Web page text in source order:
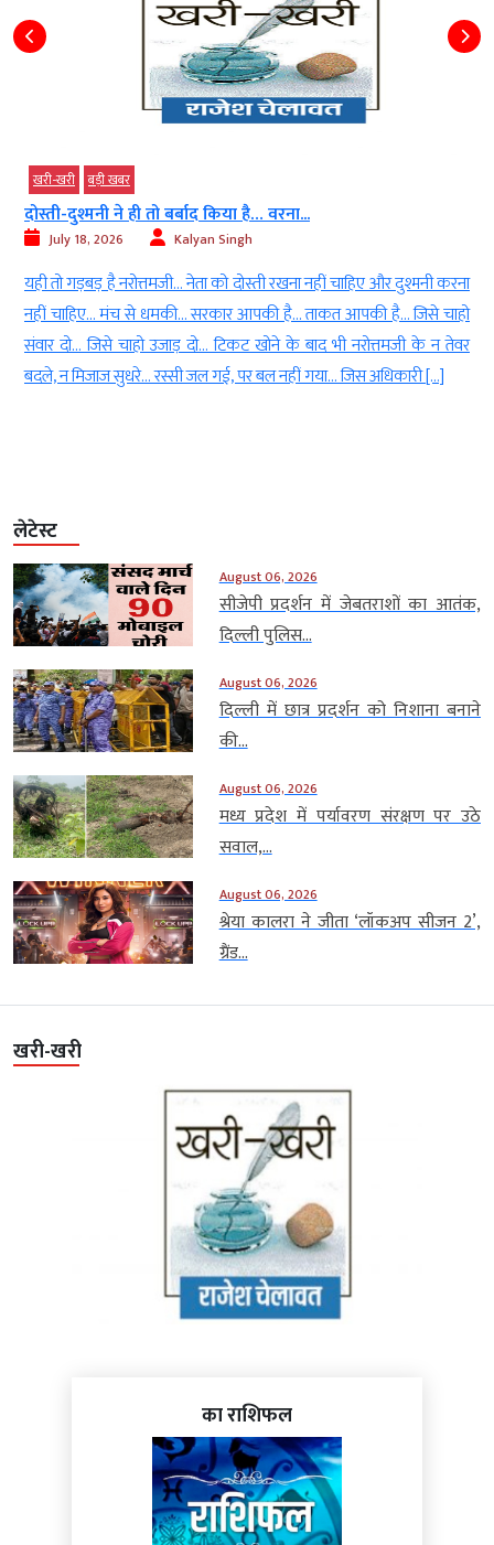
खरी-खरी बड़ी खबर
दोस्ती-दुश्मनी ने ही तो बर्बाद किया है… वरना...
July 18, 2026 Kalyan Singh
यही तो गड़बड़ है नरोत्तमजी… नेता को दोस्ती रखना नहीं चाहिए और दुश्मनी करना
नहीं चाहिए… मंच से धमकी… सरकार आपकी है… ताकत आपकी है… जिसे चाहो
संवार दो… जिसे चाहो उजाड़ दो… टिकट खोने के बाद भी नरोत्तमजी के न तेवर
बदले, न मिजाज सुधरे… रस्सी जल गई, पर बल नहीं गया… जिस अधिकारी […]
लेटेस्ट
August 06, 2026
सीजेपी प्रदर्शन में जेबतराशों का आतंक,
दिल्ली पुलिस...
August 06, 2026
दिल्ली में छात्र प्रदर्शन को निशाना बनाने
की...
August 06, 2026
मध्य प्रदेश में पर्यावरण संरक्षण पर उठे
सवाल,...
August 06, 2026
श्रेया कालरा ने जीता ‘लॉकअप सीजन 2’,
ग्रैंड...
खरी-खरी
का राशिफल